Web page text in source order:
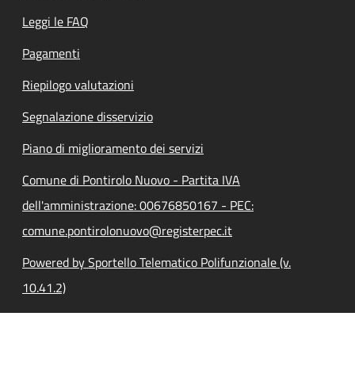
Leggi le FAQ
Pagamenti
Riepilogo valutazioni
Segnalazione disservizio
Piano di miglioramento dei servizi
Comune di Pontirolo Nuovo - Partita IVA
dell'amministrazione: 00676850167 - PEC:
comune.pontirolonuovo@registerpec.it
Powered by Sportello Telematico Polifunzionale (v.
10.41.2)